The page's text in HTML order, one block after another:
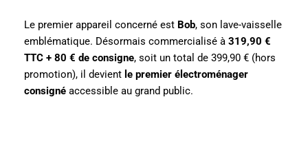
Le premier appareil concerné est Bob, son lave-vaisselle
emblématique. Désormais commercialisé à 319,90 €
TTC + 80 € de consigne, soit un total de 399,90 € (hors
promotion), il devient le premier électroménager
consigné accessible au grand public.